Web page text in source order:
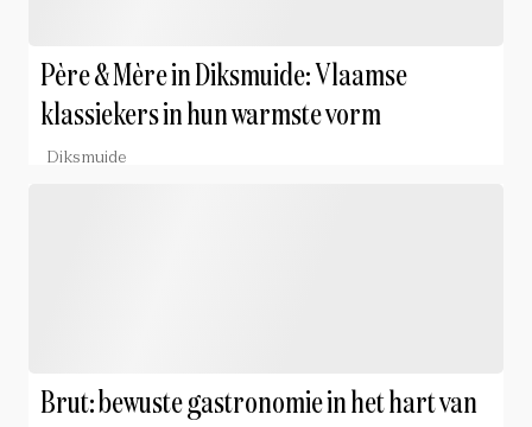
Père & Mère in Diksmuide: Vlaamse
klassiekers in hun warmste vorm
Diksmuide
Brut: bewuste gastronomie in het hart van